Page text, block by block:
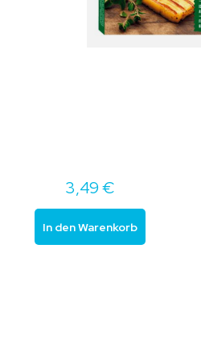
3,49 €
In den Warenkorb